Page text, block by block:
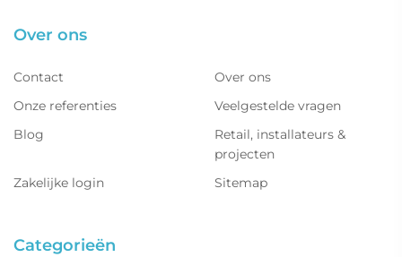
Over ons
Contact
Over ons
Onze referenties
Veelgestelde vragen
Blog
Retail, installateurs &
projecten
Zakelijke login
Sitemap
Categorieën